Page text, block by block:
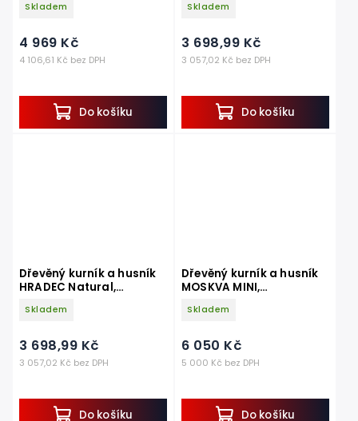
Skladem
4 106,61 Kč bez DPH
4 969 Kč
Do košíku
Skladem
3 057,02 Kč bez DPH
3 698,99 Kč
Do košíku
Dřevěný kurník a husník
HRADEC Natural,
Skladem
3 057,02 Kč bez DPH
3 698,99 Kč
Do košíku
Dřevěný kurník a husník
MOSKVA MINI,
Skladem
5 000 Kč bez DPH
6 050 Kč
Do košíku